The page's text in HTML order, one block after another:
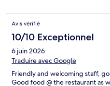
Avis vérifié
10/10 Exceptionnel
6 juin 2026
Traduire avec Google
Friendly and welcoming staff,
Good food @ the restaurant as